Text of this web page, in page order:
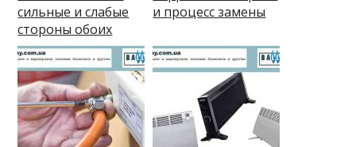
сильные и слабые
стороны обоих
и процесс замены